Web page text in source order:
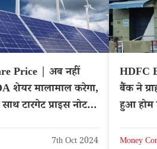
Price | अब नहीं
शेयर मालामाल करेगा,
टारगेट प्राइस नोट
7th Oct 2024
HDFC
बैंक ने
हुआ होम
Money